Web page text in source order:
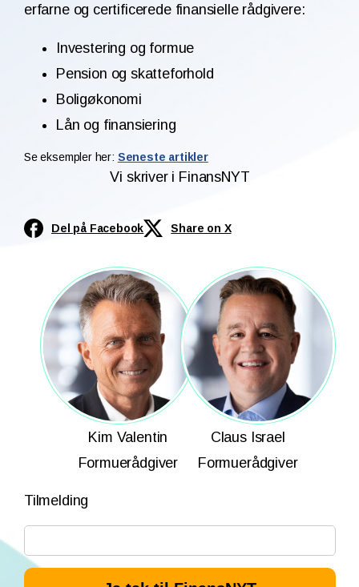
erfarne og certificerede finansielle rådgivere:
Investering og formue
Pension og skatteforhold
Boligøkonomi
Lån og finansiering
Se eksempler her: Seneste artikler
Vi skriver i FinansNYT
Del på Facebook Share on X
Kim Valentin
Formuerådgiver
Claus Israel
Formuerådgiver
Tilmelding